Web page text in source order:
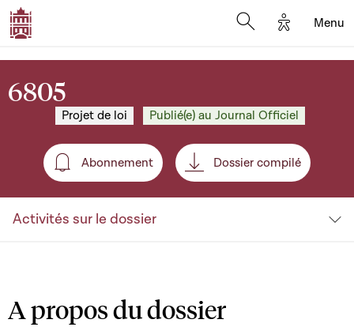
Options
Menu
6805
Projet de loi Publié(e) au Journal Officiel
Abonnement
Abonnement Dossier compilé
Activités sur le dossier
A propos du dossier